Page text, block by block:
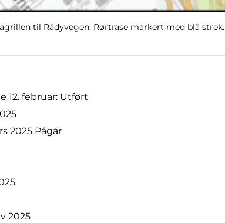
til Rådyvegen. Rørtrase markert med blå strek.
12. februar: Utført
2025 Pågår
2025